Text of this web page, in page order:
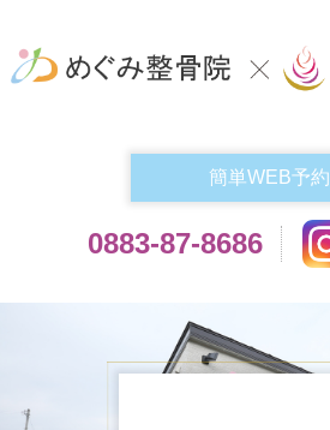
簡単WEB予約
0883-87-8686
実費メニュー料金
交通事故によるケガでお悩みの方
機材紹介